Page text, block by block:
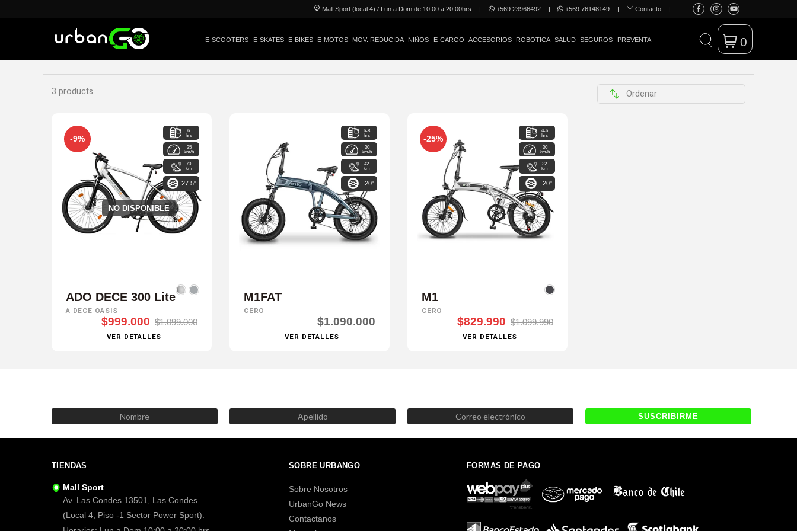
Mall Sport (local 4) / Lun a Dom de 10:00 a 20:00hrs | +569 23966492 | +569 76148149 | Contacto |
E-SCOOTERS E-SKATES E-BIKES E-MOTOS MOV. REDUCIDA NIÑOS E-CARGO ACCESORIOS ROBOTICA SALUD SEGUROS PREVENTA 0
3 products
-9%
NO DISPONIBLE
6
hrs
35
km/h
70
km
27.5"
ADO DECE 300 Lite
A DECE OASIS
$999.000 $1.099.000
VER DETALLES
6-8
hrs
30
km/h
42
km
20"
M1FAT
CERO
$1.090.000
VER DETALLES
-25%
4-6
hrs
30
km/h
32
km
20"
M1
CERO
$829.990 $1.099.990
VER DETALLES
TIENDAS
Mall Sport
Av. Las Condes 13501, Las Condes
(Local 4, Piso -1 Sector Power Sport).
SOBRE URBANGO
Sobre Nosotros
UrbanGo News
Contactanos
FORMAS DE PAGO